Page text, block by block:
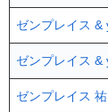
ゼンプレイス &
ゼンプレイス &
ゼンプレイス